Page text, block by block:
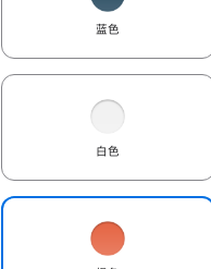
蓝色
白色